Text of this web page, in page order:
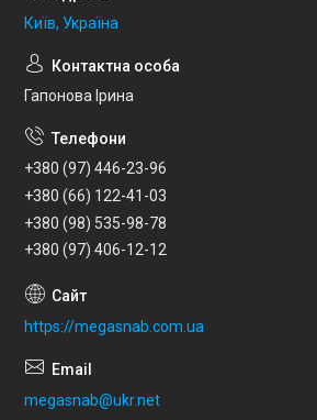
Київ, Україна
Гапонова Ірина
+380 (97) 446-23-96
+380 (66) 122-41-03
+380 (98) 535-98-78
+380 (97) 406-12-12
https://megasnab.com.ua
megasnab@ukr.net